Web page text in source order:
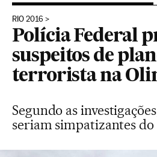
RIO 2016
Polícia Federal
suspeitos de
terrorista na
Segundo as
seriam simpatizantes